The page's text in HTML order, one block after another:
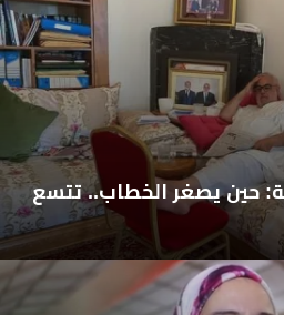
حين يصغر الخطاب.. تتسع